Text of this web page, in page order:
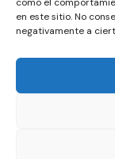
en este sitio. No
negativamente a
© La Servilleta -